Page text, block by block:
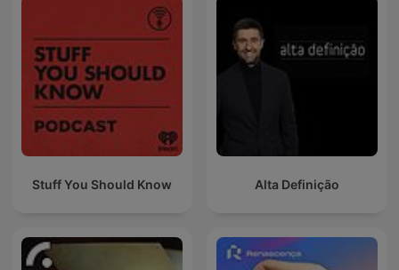
Stuff You Should Know Alta Definição